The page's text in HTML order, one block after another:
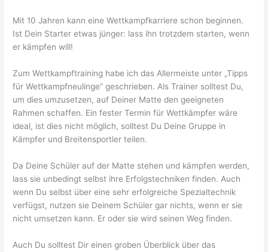
Mit 10 Jahren kann eine Wettkampfkarriere schon beginnen.
Ist Dein Starter etwas jünger: lass ihn trotzdem starten, wenn
er kämpfen will!
Zum Wettkampftraining habe ich das Allermeiste unter „Tipps
für Wettkampfneulinge“ geschrieben. Als Trainer solltest Du,
um dies umzusetzen, auf Deiner Matte den geeigneten
Rahmen schaffen. Ein fester Termin für Wettkämpfer wäre
ideal, ist dies nicht möglich, solltest Du Deine Gruppe in
Kämpfer und Breitensportler teilen.
Da Deine Schüler auf der Matte stehen und kämpfen werden,
lass sie unbedingt selbst ihre Erfolgstechniken finden. Auch
wenn Du selbst über eine sehr erfolgreiche Spezialtechnik
verfügst, nutzen sie Deinem Schüler gar nichts, wenn er sie
nicht umsetzen kann. Er oder sie wird seinen Weg finden.
Auch Du solltest Dir einen groben Überblick über das